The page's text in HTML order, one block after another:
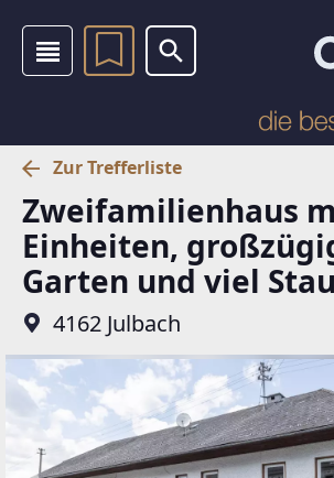
Zur Trefferliste
Zweifamilienhaus
Einheiten,
Garten und viel
4162 Julbach